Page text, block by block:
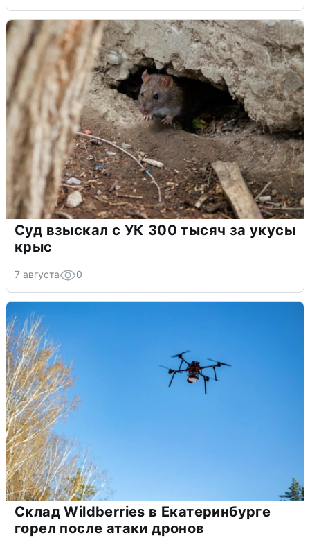
Суд взыскал с УК 300 тысяч за укусы
крыс
7 августа 0
Склад Wildberries в Екатеринбурге
горел после атаки дронов